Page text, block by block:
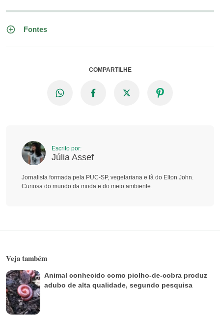
Fontes
COMPARTILHE
Escrito por:
Júlia Assef
Jornalista formada pela PUC-SP, vegetariana e fã do Elton John.
Curiosa do mundo da moda e do meio ambiente.
Veja também
Animal conhecido como piolho-de-cobra produz
adubo de alta qualidade, segundo pesquisa